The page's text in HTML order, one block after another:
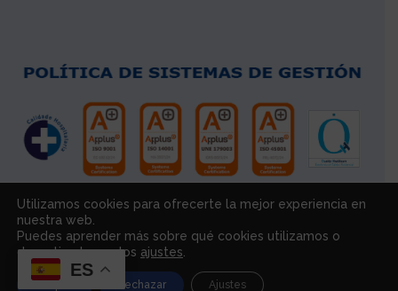
Copyright © Hospital Recoletas Salud El Carmen | Autorización
ES
Utilizamos cookies para ofrecerte la mejor experiencia en
nuestra web.
Puedes aprender más sobre qué cookies utilizamos o
desactivarlas en los ajustes
Rechazar Ajustes